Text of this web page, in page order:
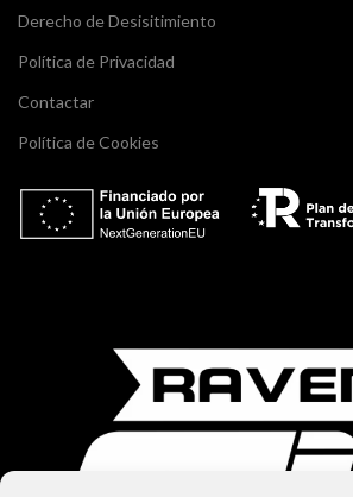
Derecho de Desisitimiento
Política de Privacidad
Contactar
Política de Cookies